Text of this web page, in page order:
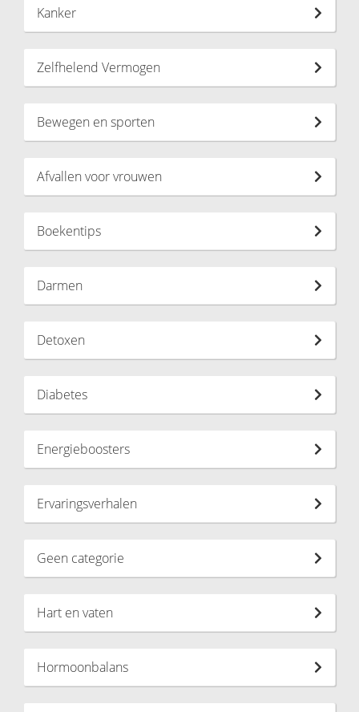
Kanker
Zelfhelend Vermogen
Bewegen en sporten
Afvallen voor vrouwen
Boekentips
Darmen
Detoxen
Diabetes
Energieboosters
Ervaringsverhalen
Geen categorie
Hart en vaten
Hormoonbalans